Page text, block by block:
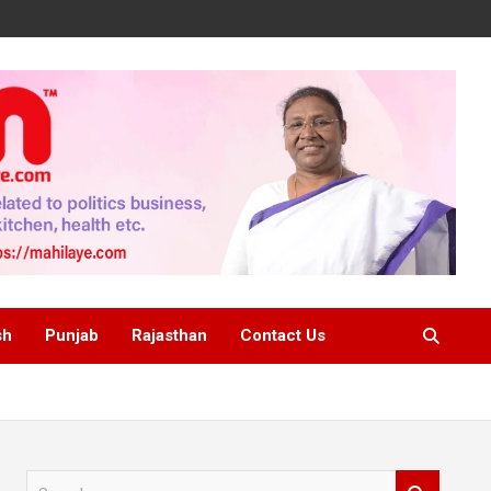
Punjab Rajasthan Contact Us